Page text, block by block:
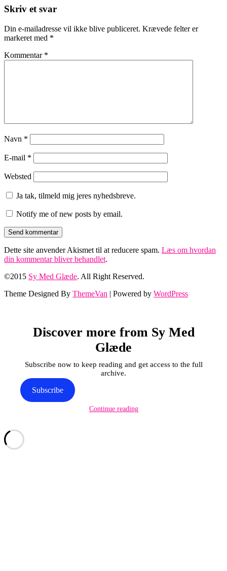
Skriv et svar
Din e-mailadresse vil ikke blive publiceret. Krævede felter er
markeret med *
Kommentar *
Navn *
E-mail *
Websted
Ja tak, tilmeld mig jeres nyhedsbreve.
Notify me of new posts by email.
Dette site anvender Akismet til at reducere spam. Læs om hvordan
din kommentar bliver behandlet.
©2015 Sy Med Glæde. All Right Reserved.
Theme Designed By ThemeVan | Powered by WordPress
Discover more from Sy Med
Glæde
Subscribe now to keep reading and get access to the full
archive.
Subscribe
Continue reading